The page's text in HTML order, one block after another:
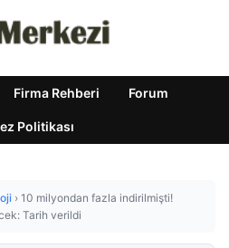
Firma Rehberi Forum
Politikası
› 10 milyondan fazla indirilmişti!
Tarih verildi